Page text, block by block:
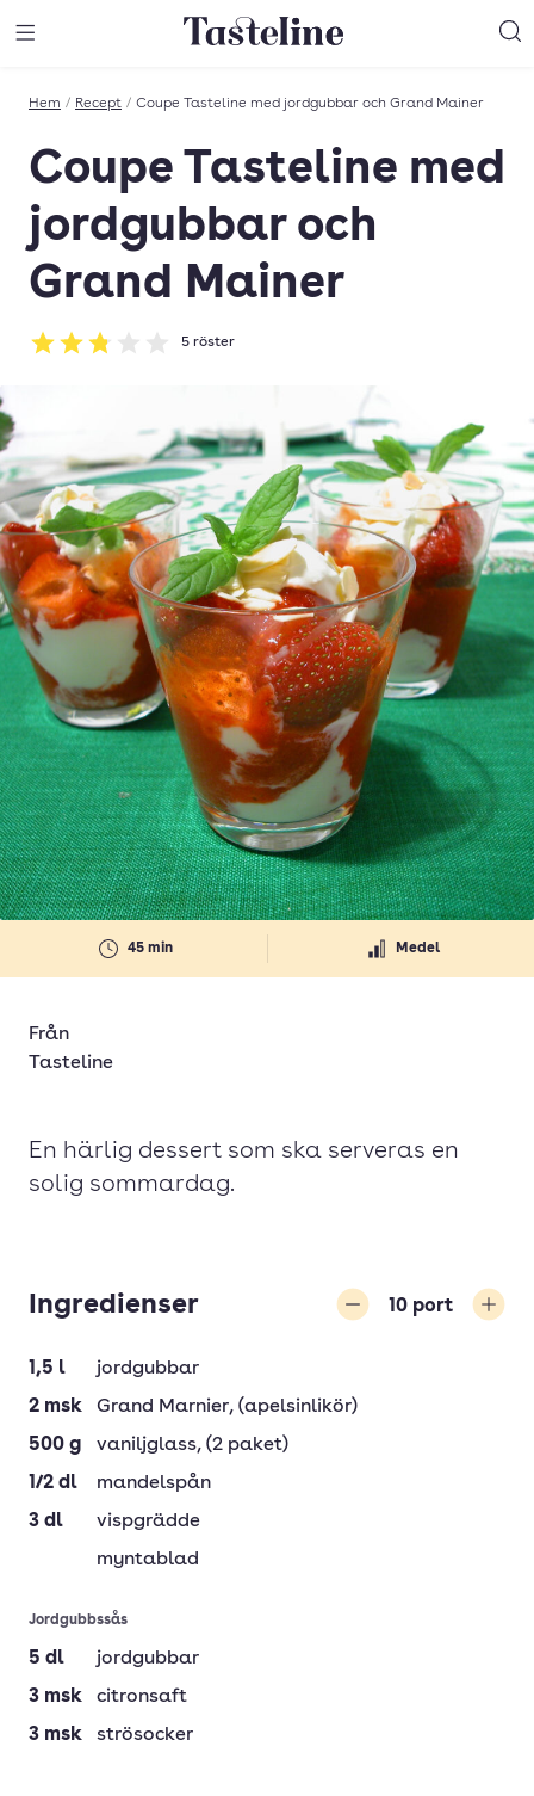
Till Tastelines startsida
Hem / Recept / Coupe Tasteline med jordgubbar och Grand Mainer
Coupe Tasteline med
jordgubbar och
Grand Mainer
Betyg: 2.8 av 5
5 röster
45 min Medel
Från
Tasteline
En härlig dessert som ska serveras en
solig sommardag.
Ingredienser 10 port
1,5 l
jordgubbar
2 msk Grand Marnier, (apelsinlikör)
500 g vaniljglass, (2 paket)
1/2 dl
mandelspån
3 dl
vispgrädde
myntablad
Jordgubbssås
5 dl
jordgubbar
3 msk
citronsaft
3 msk strösocker